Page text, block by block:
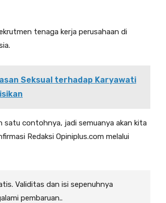
tenaga kerja perusahaan di
Seksual terhadap Karyawati
satu contohnya, jadi semuanya akan kita
Redaksi Opiniplus.com melalui
Validitas dan isi sepenuhnya
pembaruan..